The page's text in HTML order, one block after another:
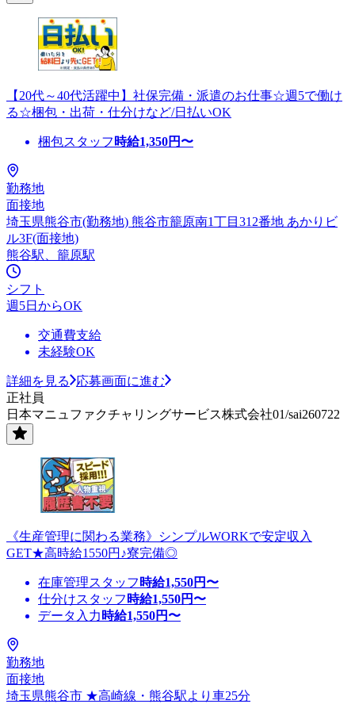
【20代～40代活躍中】社保完備・派遣のお仕事☆週5で働け
る☆梱包・出荷・仕分けなど/日払いOK
梱包スタッフ 時給1,350円〜
勤務地
面接地
埼玉県熊谷市(勤務地) 熊谷市籠原南1丁目312番地 あかりビ
ル3F(面接地)
熊谷駅、籠原駅
シフト
週5日からOK
交通費支給
未経験OK
詳細を見る
応募画面に進む
正社員
日本マニュファクチャリングサービス株式会社01/sai260722
《生産管理に関わる業務》シンプルWORKで安定収入
GET★高時給1550円♪寮完備◎
在庫管理スタッフ 時給1,550円〜
仕分けスタッフ 時給1,550円〜
データ入力 時給1,550円〜
勤務地
面接地
埼玉県熊谷市 ★高崎線・熊谷駅より車25分